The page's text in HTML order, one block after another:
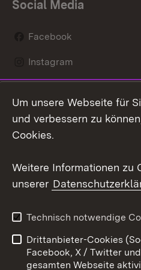
Social Media
Facebook
Instagram
Mastodon
Youtube
Kontakt
Barrierefreiheit
Impressum
Um unsere Webseite für
und verbessern zu
Cookies.
Weitere Informationen zu
unserer
Technisch notwendige
Drittanbieter-Cookies
Facebook, X / Twitter
gesamten Webseite